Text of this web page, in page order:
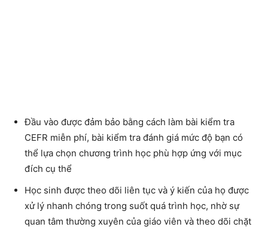
Đầu vào được đảm bảo bằng cách làm bài kiểm tra
CEFR miễn phí, bài kiểm tra đánh giá mức độ bạn có
thể lựa chọn chương trình học phù hợp ứng với mục
đích cụ thể
Học sinh được theo dõi liên tục và ý kiến ​​của họ được
xử lý nhanh chóng trong suốt quá trình học, nhờ sự
quan tâm thường xuyên của giáo viên và theo dõi chặt